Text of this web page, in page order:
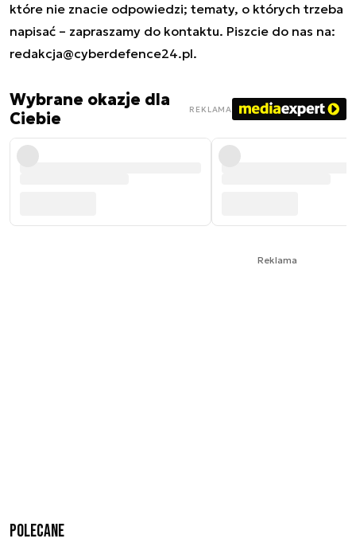
które nie znacie odpowiedzi; tematy, o których trzeba
napisać – zapraszamy do kontaktu. Piszcie do nas na:
redakcja@cyberdefence24.pl.
Wybrane okazje dla
Ciebie
REKLAMA
Reklama
Polecane